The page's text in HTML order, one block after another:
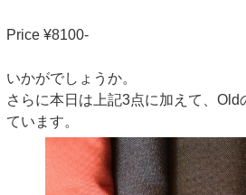
Price ¥8100-
いかがでしょうか。
さらに本日は上記3点に加えて、Old
ています。